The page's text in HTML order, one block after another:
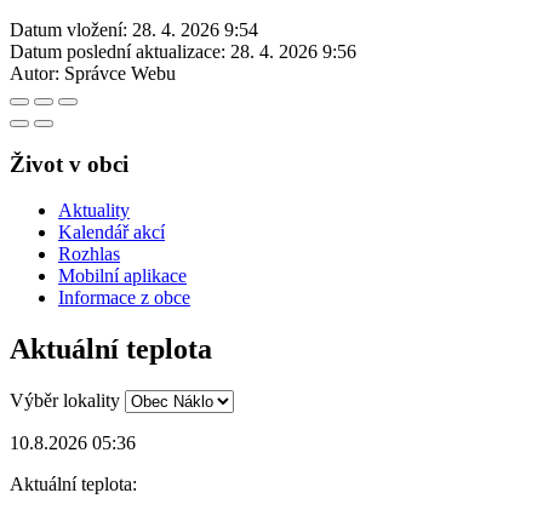
Datum vložení: 28. 4. 2026 9:54
Datum poslední aktualizace: 28. 4. 2026 9:56
Autor: Správce Webu
Život v obci
Aktuality
Kalendář akcí
Rozhlas
Mobilní aplikace
Informace z obce
Aktuální teplota
Výběr lokality
10.8.2026 05:36
Aktuální teplota: